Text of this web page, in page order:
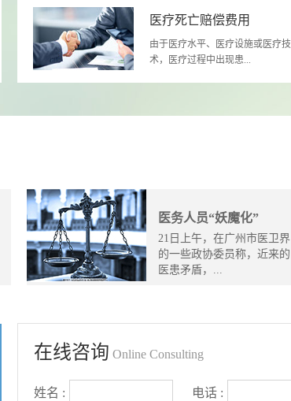
医疗死亡赔偿费用
由于医疗水平、医疗设施或医疗技
术，医疗过程中出现患...
医务人员“妖魔化”
21日上午，在广州市医卫界
的一些政协委员称，近来的
医患矛盾，...
在线咨询 Online Consulting
姓名 : 电话 :